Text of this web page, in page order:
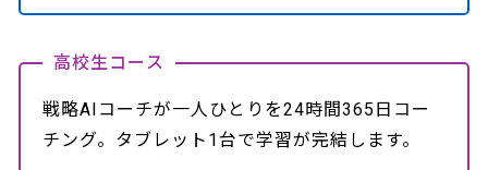
高校生コース
戦略AIコーチが一人ひとりを24時間365日コー
チング。タブレット1台で学習が完結します。